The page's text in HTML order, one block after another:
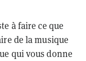
à faire ce que
de la musique
qui vous donne